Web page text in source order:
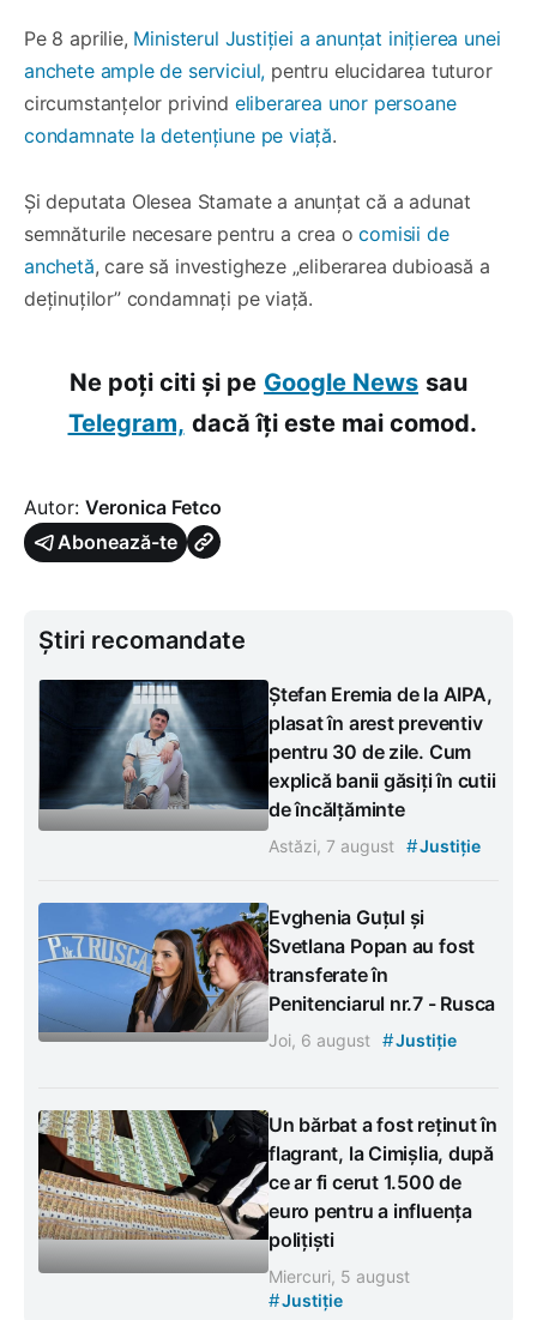
Pe 8 aprilie, Ministerul Justiției a anunțat inițierea unei
anchete ample de serviciul, pentru elucidarea tuturor
circumstanțelor privind eliberarea unor persoane
condamnate la detențiune pe viață.
Și deputata Olesea Stamate a anunțat că a adunat
semnăturile necesare pentru a crea ocomisii de
anchetă, care să investigheze „eliberarea dubioasă a
deținuților” condamnați pe viață.
Ne poți citi și pe Google News sau
Telegram, dacă îți este mai comod.
Autor: Veronica Fetco
Abonează-te
Știri recomandate
Ștefan Eremia de la AIPA,
plasat în arest preventiv
pentru 30 de zile. Cum
explică banii găsiți în cutii
de încălțăminte
Astăzi, 7 august #Justiție
Evghenia Guțul și
Svetlana Popan au fost
transferate în
Penitenciarul nr.7 - Rusca
Joi, 6 august #Justiție
Un bărbat a fost reținut în
flagrant, la Cimișlia, după
ce ar fi cerut 1.500 de
euro pentru a influența
polițiști
Miercuri, 5 august
#Justiție